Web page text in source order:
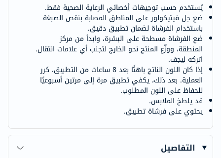
يُستخدم حسب توجيهات أخصائي الرعاية الصحية فقط.
ضع جل فيتيكولور على المناطق المصابة بنقص الصبغة
باستخدام الفرشاة لضمان تطبيق دقيق.
ضع الفرشاة مسطحة على البشرة، وابدأ من مركز
المنطقة، ووزّع المنتج نحو الخارج لتجنب أي علامات انتقال.
اتركه ليجف.
إذا كان اللون الناتج باهتًا بعد 8 ساعات من التطبيق، كرر
العملية. بعد ذلك، يكفي تطبيق مرة إلى مرتين أسبوعيًا
للحفاظ على اللون المطلوب.
قد يلطخ الملابس.
يحتوي على فرشاة تطبيق.
التفاصيل